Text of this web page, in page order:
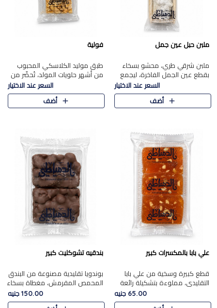
ملبن حبل عين جمل
ملبن شرقي طري، محشو بسخاء
بقطع عين الجمل الفاخرة، ليجمع
بين القوام الناعم وقرمشة الجوز
في مذاق شرقي أصيل.
السعر عند الاختيار
أضف
فولية
طبق موليد الكلاسكي المحبوب
من أشهر حلويات المولد، تُحضّر من
فول سوداني محمص بعناية
ومغلف بطبقة رقيقة من السكر
المكرمل، لتمنحك قرمشة أصيلة
السعر عند الاختيار
أضف
علي بابا بالمكسرات كبير
قطع كبيرة وسخية من علي بابا
التقليدي، مملوءة بتشكيلة رائعة
من المكسرات المحمصة المحمرة.
65.00 جنيه
بندقيه تشوكليت كبير
بوندويا تقليدية مصنوعة من البندق
المحمص المقرمش، مغطاة بسخاء
بشوكولاتة فاخرة غنية لتحقيق
التوازن المثالي بين قوام القرمشة
150.00 جنيه